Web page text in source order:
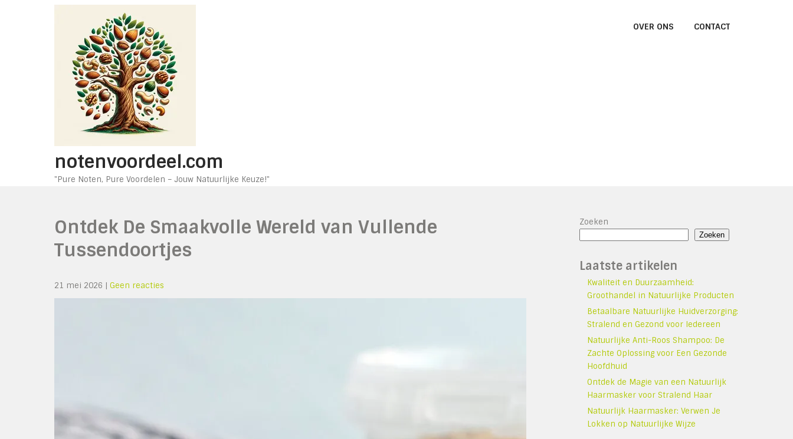
notenvoordeel.com
"Pure Noten, Pure Voordelen – Jouw Natuurlijke Keuze!"
OVER ONS CONTACT
Ontdek De Smaakvolle Wereld van Vullende
Tussendoortjes
21 mei 2026 | Geen reacties
Zoeken
Zoeken
Laatste artikelen
Kwaliteit en Duurzaamheid:
Groothandel in Natuurlijke Producten
Betaalbare Natuurlijke Huidverzorging:
Stralend en Gezond voor Iedereen
Natuurlijke Anti-Roos Shampoo: De
Zachte Oplossing voor Een Gezonde
Hoofdhuid
Ontdek de Magie van een Natuurlijk
Haarmasker voor Stralend Haar
Natuurlijk Haarmasker: Verwen Je
Lokken op Natuurlijke Wijze